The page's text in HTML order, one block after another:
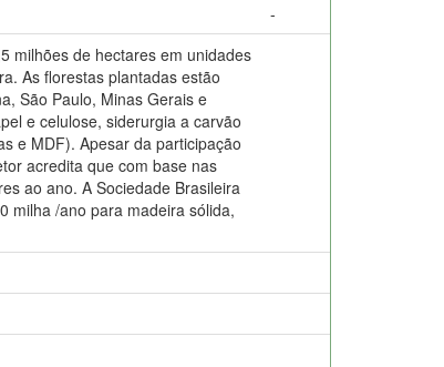
-
milhões de hectares em unidades
As florestas plantadas estão
São Paulo, Minas Gerais e
e celulose, siderurgia a carvão
e MDF). Apesar da participação
acredita que com base nas
ao ano. A Sociedade Brasileira
milha /ano para madeira sólida,